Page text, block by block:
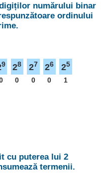
numărului binar
ordinului
9 28
0
27
0
26
0
25
1
cu puterea lui 2
termenii.